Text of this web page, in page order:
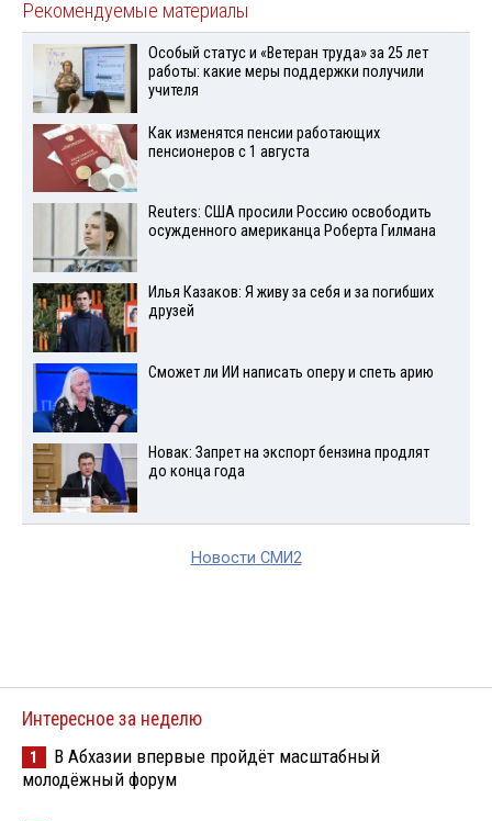
Рекомендуемые материалы
Особый статус и «Ветеран труда» за 25 лет
работы: какие меры поддержки получили
учителя
Как изменятся пенсии работающих
пенсионеров с 1 августа
Reuters: США просили Россию освободить
осужденного американца Роберта Гилмана
Илья Казаков: Я живу за себя и за погибших
друзей
Сможет ли ИИ написать оперу и спеть арию
Новак: Запрет на экспорт бензина продлят
до конца года
Новости СМИ2
Интересное за неделю
1
В Абхазии впервые пройдёт масштабный
молодёжный форум